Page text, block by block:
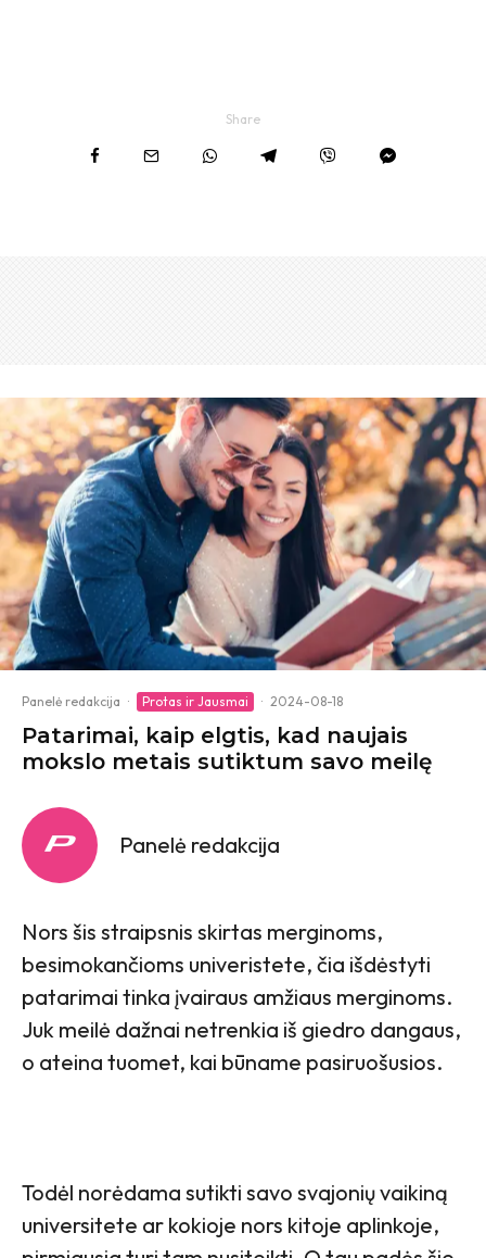
Share
Panelė redakcija · Protas ir Jausmai · 2024-08-18
Patarimai, kaip elgtis, kad naujais
mokslo metais sutiktum savo meilę
Panelė redakcija
Nors šis straipsnis skirtas merginoms,
besimokančioms univeristete, čia išdėstyti
patarimai tinka įvairaus amžiaus merginoms.
Juk meilė dažnai netrenkia iš giedro dangaus,
o ateina tuomet, kai būname pasiruošusios.
Todėl norėdama sutikti savo svajonių vaikiną
universitete ar kokioje nors kitoje aplinkoje,